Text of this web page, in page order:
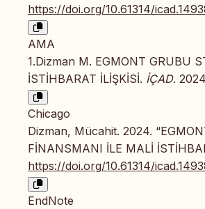
https://doi.org/10.61314/
AMA
1.Dizman M. EGMONT GRUBU
İSTİHBARAT İLİŞKİSİ. İÇAD.
Chicago
Dizman, Mücahit. 2024.
FİNANSMANI İLE MALİ
https://doi.org/10.61314/
EndNote